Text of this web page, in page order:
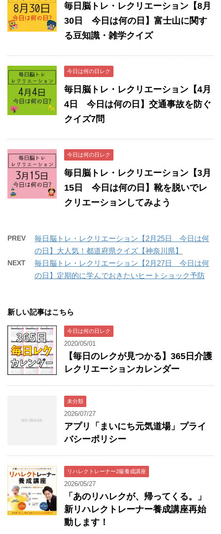
毎日脳トレ・レクリエーション【8月
30日 今日は何の日】富士山に関す
る豆知識・雑学クイズ
今日は何の日レク
毎日脳トレ・レクリエーション【4月
4日 今日は何の日】交通事故を防ぐ
クイズ7問
今日は何の日レク
毎日脳トレ・レクリエーション【3月
15日 今日は何の日】靴を脱いでレ
クリエーションしてみよう
PREV
毎日脳トレ・レクリエーション【2月25日 今日は何
の日】大人気！都道府県クイズ【神奈川県】
NEXT
毎日脳トレ・レクリエーション【2月27日 今日は何
の日】定期的に学んでおきたいヒートショック予防
新しい記事はこちら
今日は何の日レク
2020/05/01
【毎日のレクが見つかる】365日介護
レクリエーションカレンダー
未分類
2026/07/27
アプリ「まいにち元気道場」プライ
バシーポリシー
リハレクトレーナー2級養成講座
2026/05/27
「あのリハレクが、帰ってくる。」
新リハレクトレーナー養成講座再始
動します！